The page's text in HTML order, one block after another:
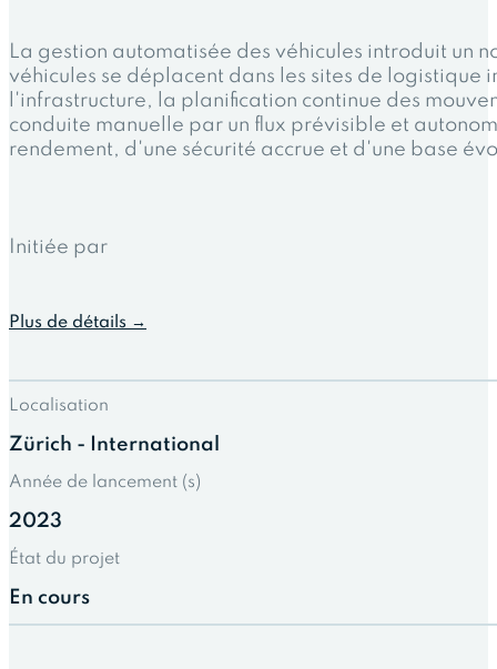
La gestion automatisée des véhicules introduit
véhicules se déplacent dans les sites de
l'infrastructure, la planification continue des
conduite manuelle par un flux prévisible et
rendement, d'une sécurité accrue et d'une base
Initiée par
Plus de détails →
Localisation
Zürich - International
Année de lancement (s)
2023
État du projet
En cours